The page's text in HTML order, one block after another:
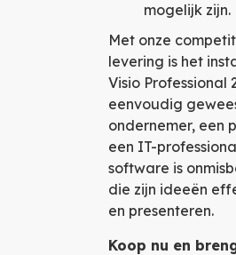
mogelijk zijn.
Met onze
levering is het
Visio Professional
eenvoudig
ondernemer, een
een IT-
software is
die zijn ideeën
en presenteren.
Koop nu en